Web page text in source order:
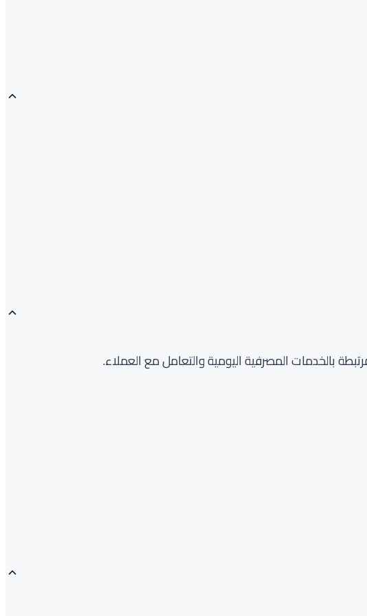
بالخدمات المصرفية اليومية والتعامل مع العملاء.